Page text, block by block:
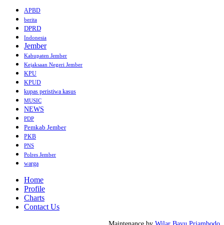
APBD
berita
DPRD
Indonesia
Jember
Kabupaten Jember
Kejaksaan Negeri Jember
KPU
KPUD
kupas peristiwa kasus
MUSIC
NEWS
PDP
Pemkab Jember
PKB
PNS
Polres Jember
warga
Home
Profile
Charts
Contact Us